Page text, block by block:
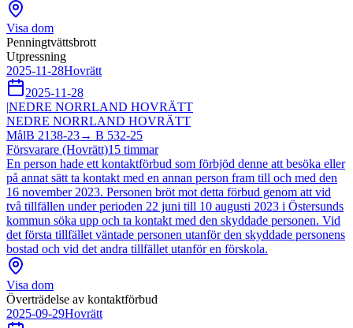
Visa dom
Penningtvättsbrott
Utpressning
2025-11-28Hovrätt
2025-11-28
|NEDRE NORRLAND HOVRÄTT
NEDRE NORRLAND HOVRÄTT
MålB 2138-23→ B 532-25
Försvarare (Hovrätt)15 timmar
En person hade ett kontaktförbud som förbjöd denne att besöka eller
på annat sätt ta kontakt med en annan person fram till och med den
16 november 2023. Personen bröt mot detta förbud genom att vid
två tillfällen under perioden 22 juni till 10 augusti 2023 i Östersunds
kommun söka upp och ta kontakt med den skyddade personen. Vid
det första tillfället väntade personen utanför den skyddade personens
bostad och vid det andra tillfället utanför en förskola.
Visa dom
Överträdelse av kontaktförbud
2025-09-29Hovrätt